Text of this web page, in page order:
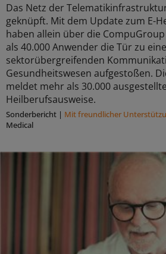
Das Netz der
geknüpft. Mit dem Update zum E-
haben allein über die
als 40.000 Anwender die Tür zu
sektorübergreifenden
Gesundheitswesen aufgestoßen.
meldet mehr als 30.000
Heilberufsausweise.
Sonderbericht | Mit freundlicher
Medical